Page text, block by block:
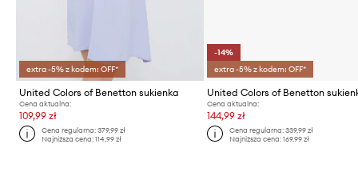
extra -5% z kodem: OFF*
United Colors of Benetton sukienka
Cena aktualna:
109,99 zł
Cena regularna:379,99 zł
Najniższa cena:114,99 zł
-14%
extra -5% z kodem: OFF*
Cena aktualna:
144,99 zł
Cena regularna: 339,99 zł
Najniższa cena: 169,99 zł